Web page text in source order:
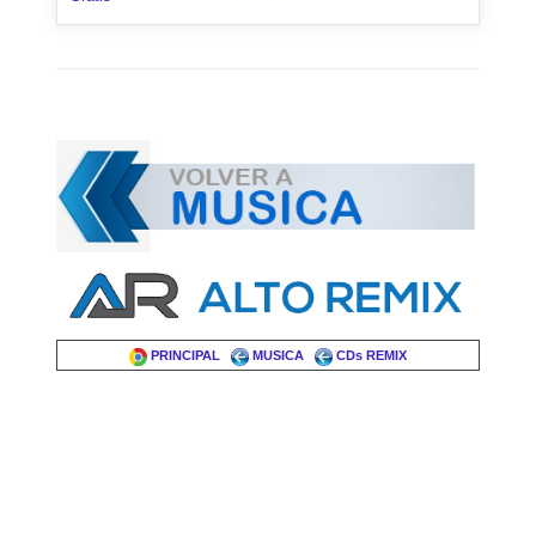
PRINCIPAL MUSICA CDs REMIX